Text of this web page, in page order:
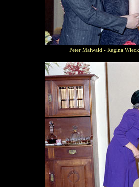
Peter Maiwald - Regina